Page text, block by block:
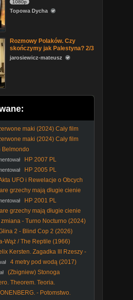
1080p
Topowa Dycha
Rozmowy Polaków. Czy
skończymy jak Palestyna? 2/3
jarosiewicz-mateusz
maki (2024) Cały film
maki (2024) Cały film
Belmondo
HP 2007 PL
HP 2005 PL
UFO i Rewelacje o Obcych
grzechy mają długie cienie
HP 2001 PL
grzechy mają długie cienie
zmiana - Turno Nocturno (2024)
2 - Blind Cop 2 (2026)
Wąż / The Reptile (1966)
Kersten. Zagadka III Rzeszy -
4 metry pod wodą (2017)
(Zbigniew) Stonoga
(parodia)
Theorem. Teoria.
- Potomstwo.